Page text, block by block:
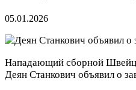
05.01.2026
Нападающий сборной
Деян Станкович объявил о